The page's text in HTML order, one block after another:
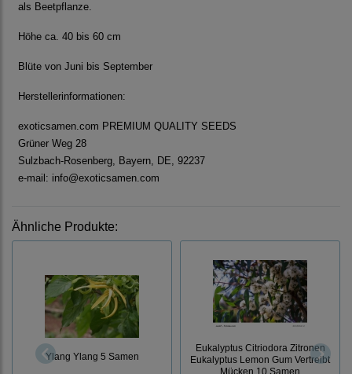
als Beetpflanze.
Höhe ca. 40 bis 60 cm
Blüte von Juni bis September
Herstellerinformationen:
exoticsamen.com PREMIUM QUALITY SEEDS
Grüner Weg 28
Sulzbach-Rosenberg, Bayern, DE, 92237
e-mail: info@exoticsamen.com
Ähnliche Produkte:
Ylang Ylang 5 Samen
Eukalyptus Citriodora Zitronen
Eukalyptus Lemon Gum Vertreibt
Mücken 10 Samen